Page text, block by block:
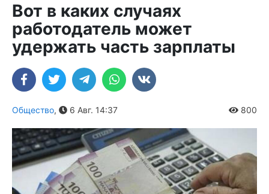
Вот в каких случаях
работодатель может
удержать часть зарплаты
Общество, 6 Авг. 14:37 800